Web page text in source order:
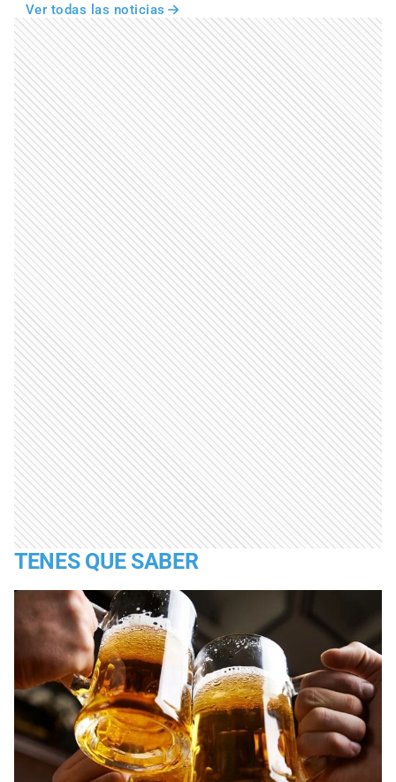
Ver todas las noticias
TENES QUE SABER